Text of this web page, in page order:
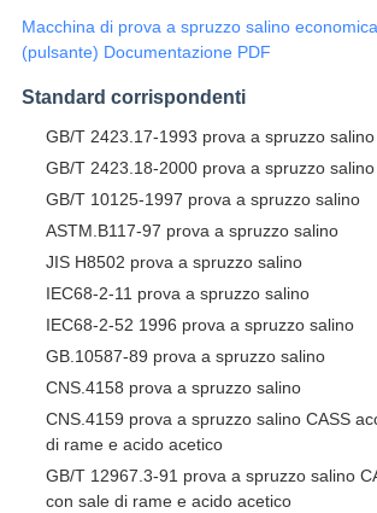
Macchina di prova a spruzzo salino
(pulsante) Documentazione PDF
Standard corrispondenti
GB/T 2423.17-1993 prova a spruzzo salino
GB/T 2423.18-2000 prova a spruzzo salino
GB/T 10125-1997 prova a spruzzo salino
ASTM.B117-97 prova a spruzzo salino
JIS H8502 prova a spruzzo salino
IEC68-2-11 prova a spruzzo salino
IEC68-2-52 1996 prova a spruzzo salino
GB.10587-89 prova a spruzzo salino
CNS.4158 prova a spruzzo salino
CNS.4159 prova a spruzzo salino CASS
di rame e acido acetico
GB/T 12967.3-91 prova a spruzzo salino
con sale di rame e acido acetico